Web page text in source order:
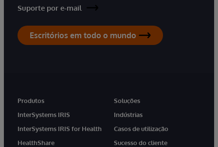
Suporte por e-mail
Escritórios em todo o mundo
Produtos
InterSystems IRIS
InterSystems IRIS for Health
HealthShare
Soluções
Indústrias
Casos de utilização
Sucesso do cliente